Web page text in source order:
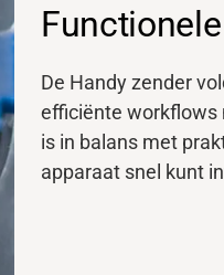
De Handy zender
efficiënte workflows
is in balans met
apparaat snel kunt